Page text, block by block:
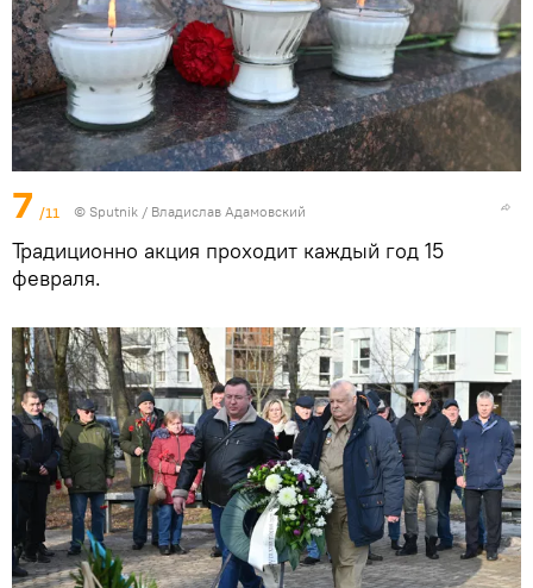
7 /11 © Sputnik / Владислав Адамовский
Традиционно акция проходит каждый год 15
февраля.